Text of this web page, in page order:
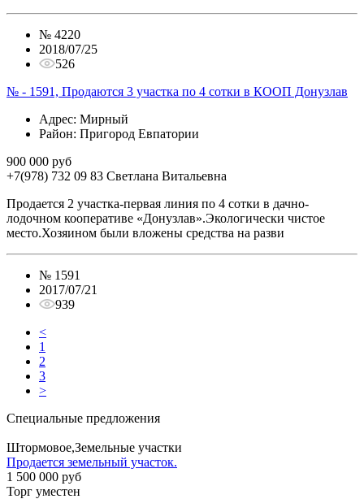
№ 4220
2018/07/25
526
№ - 1591, Продаются 3 участка по 4 сотки в КООП Донузлав
Адрес: Мирный
Район: Пригород Евпатории
900 000 руб
+7(978) 732 09 83 Cветлана Витальевна
Продается 2 участка-первая линия по 4 сотки в дачно-
лодочном кооперативе «Донузлав».Экологически чистое
место.Хозяином были вложены средства на разви
№ 1591
2017/07/21
939
<
1
2
3
>
Специальные предложения
Штормовое,Земельные участки
Продается земельный участок.
1 500 000 руб
Торг уместен